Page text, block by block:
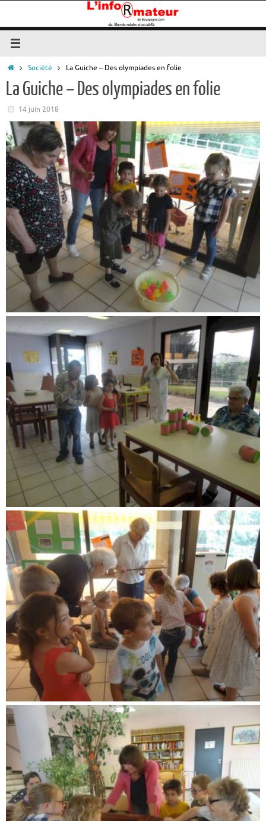
contenu
Accueil
Société La Guiche – Des olympiades en folie
La Guiche – Des olympiades en folie
14 juin 2018